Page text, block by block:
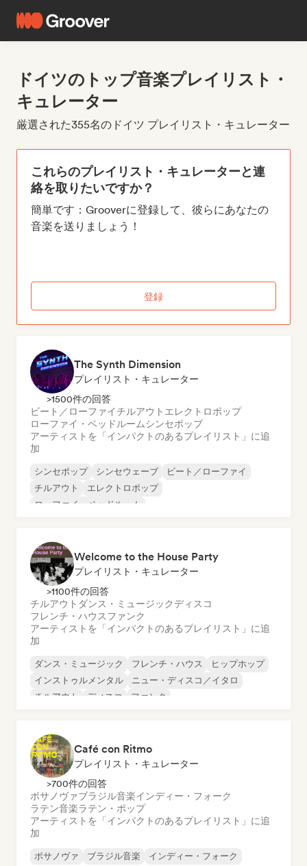
ドイツのトップ音楽プレイリスト・
キュレーター
厳選された355名のドイツ プレイリスト・キュレーター
これらのプレイリスト・キュレーターと連
絡を取りたいですか？
簡単です：Grooverに登録して、彼らにあなたの
音楽を送りましょう！
登録
The Synth Dimension
プレイリスト・キュレーター
>1500件の回答
ビート／ローファイチルアウト エレクトロポップ
ローファイ・ベッドルームシンセポップ
アーティストを「インパクトのあるプレイリスト」に追
加
シンセポップ シンセウェーブ
ビート／ローファイ
チルアウト
エレクトロポップ
ローファイ・ベッドルーム
Welcome to the House Party
プレイリスト・キュレーター
>1100件の回答
チルアウト ダンス・ミュージックディスコ
フレンチ・ハウスファンク
アーティストを「インパクトのあるプレイリスト」に追
加
ダンス・ミュージック フレンチ・ハウス
ヒップホップ
インストゥルメンタル
ニュー・ディスコ／イタロ
チルアウト
ディスコ ファンク
Café con Ritmo
プレイリスト・キュレーター
>700件の回答
ボサノヴァブラジル音楽インディー・フォーク
ラテン音楽ラテン・ポップ
アーティストを「インパクトのあるプレイリスト」に追
加
ボサノヴァ ブラジル音楽
インディー・フォーク